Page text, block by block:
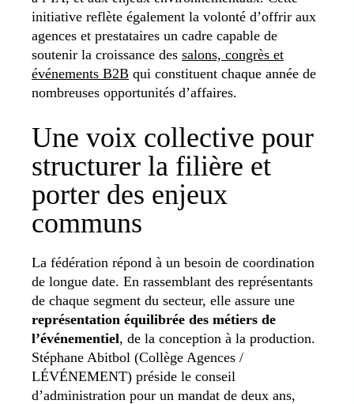
initiative reflète également la volonté d’offrir aux
agences et prestataires un cadre capable de
soutenir la croissance des salons, congrès et
événements B2B qui constituent chaque année de
nombreuses opportunités d’affaires.
Une voix collective pour
structurer la filière et
porter des enjeux
communs
La fédération répond à un besoin de coordination
de longue date. En rassemblant des représentants
de chaque segment du secteur, elle assure une
représentation équilibrée des métiers de
l’événementiel, de la conception à la production.
Stéphane Abitbol (Collège Agences /
LÉVÉNEMENT) préside le conseil
d’administration pour un mandat de deux ans,